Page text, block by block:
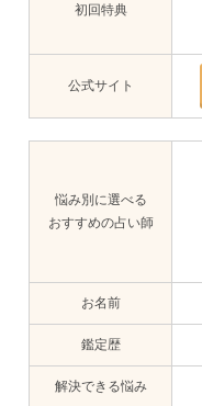
初回特典
公式サイト
悩み別に選べる
おすすめの占い師
お名前
鑑定歴
解決できる悩み